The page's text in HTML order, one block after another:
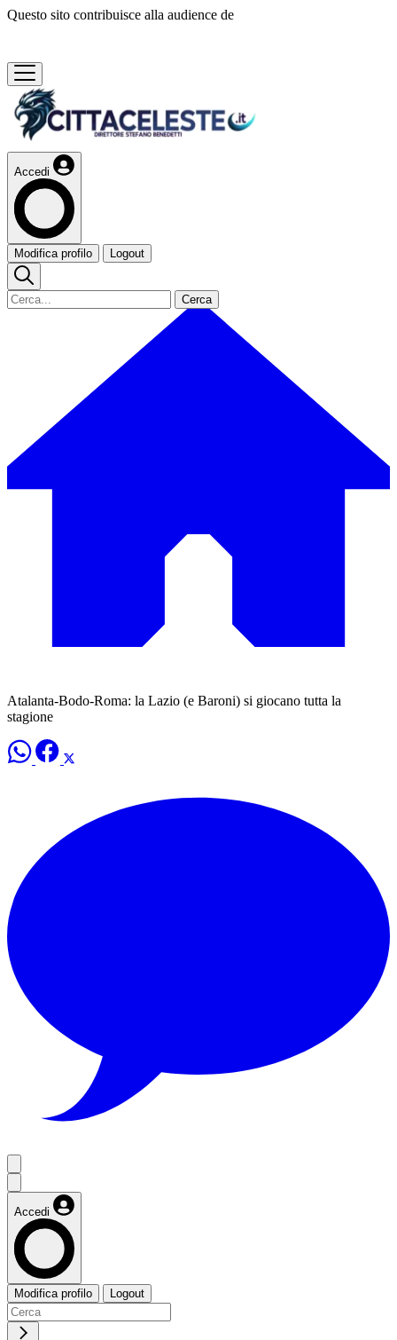
Questo sito contribuisce alla audience de
Accedi
Modifica profilo Logout
Cerca
Atalanta-Bodo-Roma: la Lazio (e Baroni) si giocano tutta la
stagione
Accedi
Modifica profilo Logout